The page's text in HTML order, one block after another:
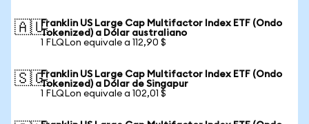
🇦🇺Franklin US Large Cap Multifactor Index ETF (Ondo
Tokenized) a Dólar australiano
1 FLQLon equivale a 112,90 $
🇸🇬Franklin US Large Cap Multifactor Index ETF (Ondo
Tokenized) a Dólar de Singapur
1 FLQLon equivale a 102,01 $